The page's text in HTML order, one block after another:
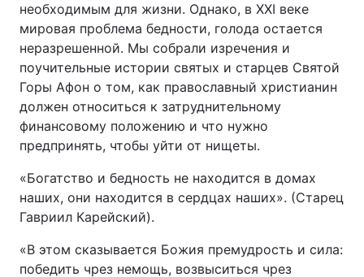
необходимым для жизни. Однако, в XXI веке
мировая проблема бедности, голода остается
неразрешенной. Мы собрали изречения и
поучительные истории святых и старцев Святой
Горы Афон о том, как православный христианин
должен относиться к затруднительному
финансовому положению и что нужно
предпринять, чтобы уйти от нищеты.
«Богатство и бедность не находится в домах
наших, они находится в сердцах наших». (Старец
Гавриил Карейский).
«В этом сказывается Божия премудрость и сила:
победить чрез немощь, возвыситься чрез